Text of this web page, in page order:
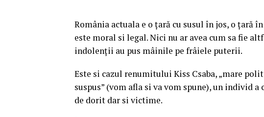
România actuala e o țară cu susul în jos, o țară
este moral si legal. Nici nu ar avea cum sa fie
indolenții au pus mâinile pe frâiele puterii.
Este si cazul renumitului Kiss Csaba, „mare
suspus” (vom afla si va vom spune), un individ
de dorit dar si victime.